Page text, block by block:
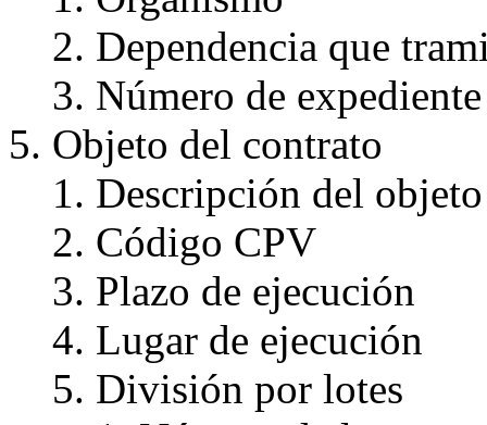
Dependencia que
Número de expediente
Objeto del contrato
Descripción del objeto
Código CPV
Plazo de ejecución
Lugar de ejecución
División por lotes